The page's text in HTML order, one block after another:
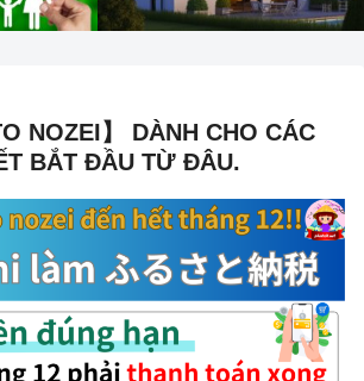
NOZEI】 DÀNH CHO CÁC
BẮT ĐẦU TỪ ĐÂU.